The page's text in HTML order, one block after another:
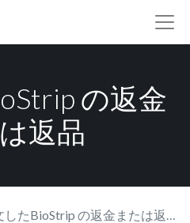
の返金
返品
したBioStrip の返金または返品